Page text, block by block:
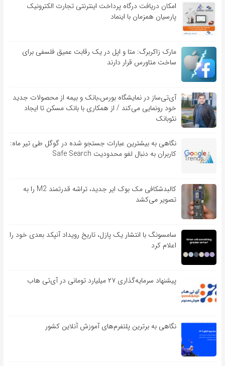
امکان دریافت درگاه پرداخت اینترنتی تجارت الکترونیک
پارسیان همزمان با اینماد
مارک زاکربرگ: متا و اپل در یک رقابت عمیق فلسفی برای
ساخت متاورس قرار دارند
آی‌تی‌ساز در نمایشگاه بورس،بانک و بیمه از محصولات جدید
خود رونمایی می‌کند / از همکاری با بانک مسکن تا ایجاد
نئوبانک
نگاهی به بیشترین عبارات جستجو شده در گوگل طی تیر ماه:
کاربران به دنبال لغو محدودیت Safe Search
کالبدشکافی مک بوک ایر جدید، تراشه قدرتمند M2 را به
تصویر می‌کشد
سامسونگ با انتشار یک پازل، تاریخ رویداد آنپکد بعدی خود را
اعلام کرد
پیشنهاد سرمایه‌گذاری ۲۷ میلیارد تومانی در آی‌تی هاب
نگاهی به برترین پلتفرم‌های آموزش آنلاین کشور